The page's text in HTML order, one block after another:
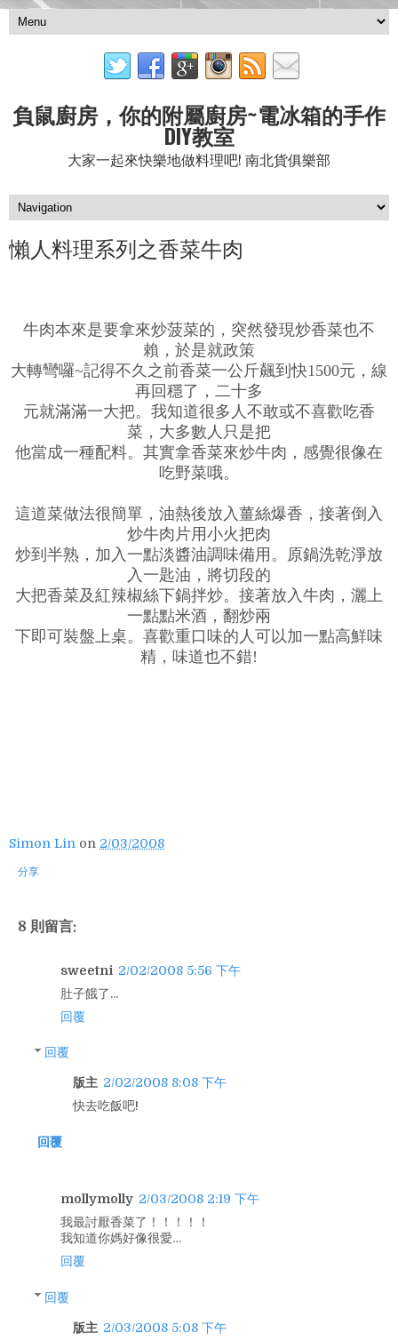
負鼠廚房，你的附屬廚房~電冰箱的手作
DIY教室
大家一起來快樂地做料理吧! 南北貨俱樂部
懶人料理系列之香菜牛肉
牛肉本來是要拿來炒菠菜的，突然發現炒香菜也不
賴，於是就政策
大轉彎囉~記得不久之前香菜一公斤飆到快1500元，線
再回穩了，二十多
元就滿滿一大把。我知道很多人不敢或不喜歡吃香
菜，大多數人只是把
他當成一種配料。其實拿香菜來炒牛肉，感覺很像在
吃野菜哦。
這道菜做法很簡單，油熱後放入薑絲爆香，接著倒入
炒牛肉片用小火把肉
炒到半熟，加入一點淡醬油調味備用。原鍋洗乾淨放
入一匙油，將切段的
大把香菜及紅辣椒絲下鍋拌炒。接著放入牛肉，灑上
一點點米酒，翻炒兩
下即可裝盤上桌。喜歡重口味的人可以加一點高鮮味
精，味道也不錯!
Simon Lin on 2/03/2008
分享
8 則留言:
sweetni 2/02/2008 5:56 下午
肚子餓了...
回覆
回覆
版主 2/02/2008 8:08 下午
快去吃飯吧!
回覆
mollymolly 2/03/2008 2:19 下午
我最討厭香菜了！！！！！
我知道你媽好像很愛…
回覆
回覆
版主 2/03/2008 5:08 下午